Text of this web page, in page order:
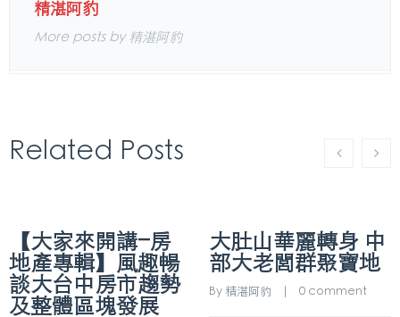
精湛阿豹
More posts by 精湛阿豹
Related Posts
【大家來開講–房
地產專輯】風趣暢
談大台中房市趨勢
及整體區塊發展
大肚山華麗轉身 中
部大老閭群聚寶地
By 精湛阿豹 0 comment